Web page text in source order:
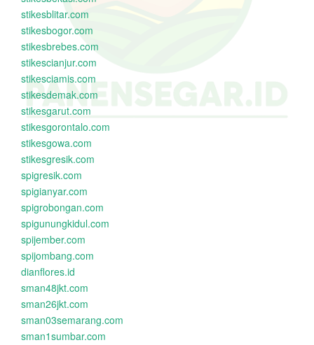
stikesblitar.com
stikesbogor.com
stikesbrebes.com
stikescianjur.com
stikesciamis.com
stikesdemak.com
stikesgarut.com
stikesgorontalo.com
stikesgowa.com
stikesgresik.com
spigresik.com
spigianyar.com
spigrobongan.com
spigunungkidul.com
spijember.com
spijombang.com
dianflores.id
sman48jkt.com
sman26jkt.com
sman03semarang.com
sman1sumbar.com